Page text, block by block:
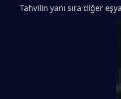
Tahvilin yanı sıra diğer